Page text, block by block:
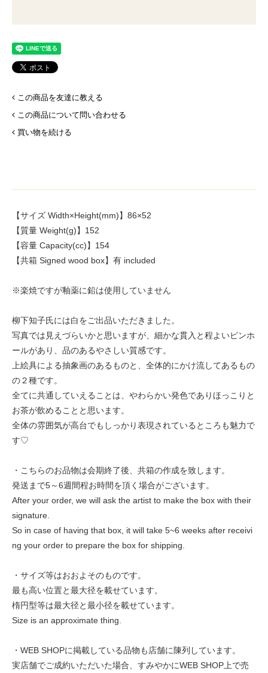
この商品を友達に教える
この商品について問い合わせる
買い物を続ける
【サイズ Width×Height(mm)】86×52
【質量 Weight(g)】152
【容量 Capacity(cc)】154
【共箱 Signed wood box】有 included
※楽焼ですが釉薬に鉛は使用していません
柳下知子氏には白をご出品いただきました。
写真では見えづらいかと思いますが、細かな貫入と程よいピンホ
ールがあり、品のあるやさしい質感です。
上絵具による抽象画のあるものと、全体的にかけ流してあるもの
の２種です。
全てに共通していえることは、やわらかい発色でありほっこりと
お茶が飲めることと思います。
全体の雰囲気が高台でもしっかり表現されているところも魅力で
す♡
・こちらのお品物は会期終了後、共箱の作成を致します。
発送まで5～6週間程お時間を頂く場合がございます。
After your order, we will ask the artist to make the box with their
signature.
So in case of having that box, it will take 5~6 weeks after receivi
ng your order to prepare the box for shipping.
・サイズ等はおおよそのものです。
最も高い位置と最大径を載せています。
楕円型等は最大径と最小径を載せています。
Size is an approximate thing.
・WEB SHOPに掲載している品物も店舗に陳列しています。
実店舗でご成約いただいた場合、すみやかにWEB SHOP上で売